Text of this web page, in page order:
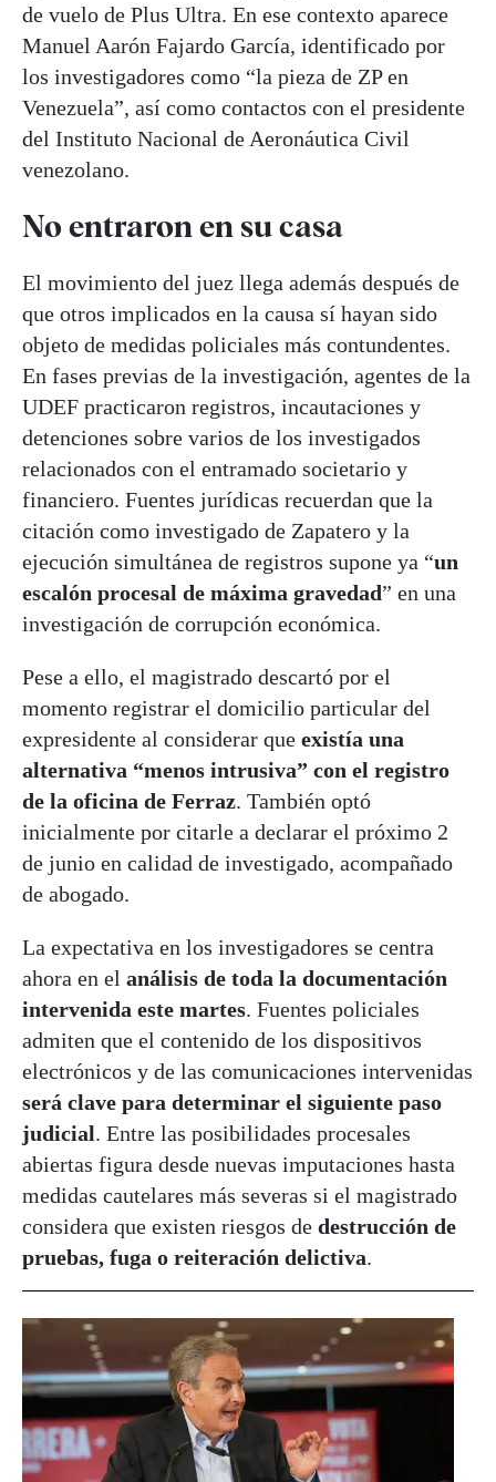
de vuelo de Plus Ultra. En ese contexto aparece
Manuel Aarón Fajardo García, identificado por
los investigadores como “la pieza de ZP en
Venezuela”, así como contactos con el presidente
del Instituto Nacional de Aeronáutica Civil
venezolano.
No entraron en su casa
El movimiento del juez llega además después de
que otros implicados en la causa sí hayan sido
objeto de medidas policiales más contundentes.
En fases previas de la investigación, agentes de la
UDEF practicaron registros, incautaciones y
detenciones sobre varios de los investigados
relacionados con el entramado societario y
financiero. Fuentes jurídicas recuerdan que la
citación como investigado de Zapatero y la
ejecución simultánea de registros supone ya “un
escalón procesal de máxima gravedad” en una
investigación de corrupción económica.
Pese a ello, el magistrado descartó por el
momento registrar el domicilio particular del
expresidente al considerar que existía una
alternativa “menos intrusiva” con el registro
de la oficina de Ferraz. También optó
inicialmente por citarle a declarar el próximo 2
de junio en calidad de investigado, acompañado
de abogado.
La expectativa en los investigadores se centra
ahora en el análisis de toda la documentación
intervenida este martes. Fuentes policiales
admiten que el contenido de los dispositivos
electrónicos y de las comunicaciones intervenidas
será clave para determinar el siguiente paso
judicial. Entre las posibilidades procesales
abiertas figura desde nuevas imputaciones hasta
medidas cautelares más severas si el magistrado
considera que existen riesgos de destrucción de
pruebas, fuga o reiteración delictiva.